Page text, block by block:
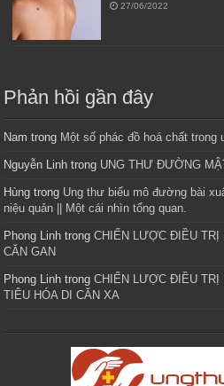
27/06/2022
Phản hồi gần đây
Nam trong Một số phác đồ hoá chất trong
Nguyễn Linh trong UNG THƯ ĐƯỜNG
Hùng trong Ung thư biểu mô đường bài
niệu quản || Một cái nhìn tổng quan.
Phong Linh trongCHIẾN LƯỢC ĐIỀU TRỊ
CĂN GAN
Phong Linh trongCHIẾN LƯỢC ĐIỀU TRỊ
TIÊU HÓA DI CĂN XA